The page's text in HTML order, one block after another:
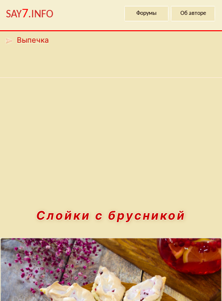
SAY7.INFO Форумы Об авторе
Выпечка
Слойки с брусникой